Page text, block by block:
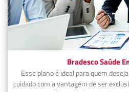
Bradesco Saúde
Esse plano é ideal para quem
cuidado com a vantagem de ser